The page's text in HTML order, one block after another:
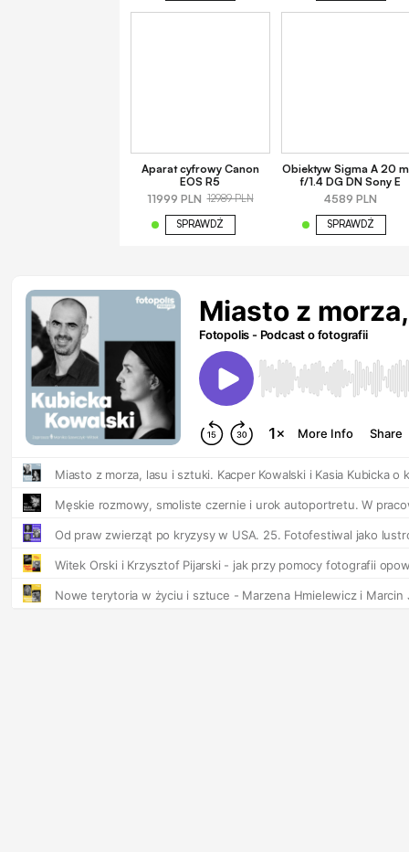
Aparat cyfrowy Canon
EOS R5
11999 PLN 12989 PLN
SPRAWDŹ
Obiektyw Sigma A 20
f/1.4 DG DN Sony E
4589 PLN
SPRAWDŹ